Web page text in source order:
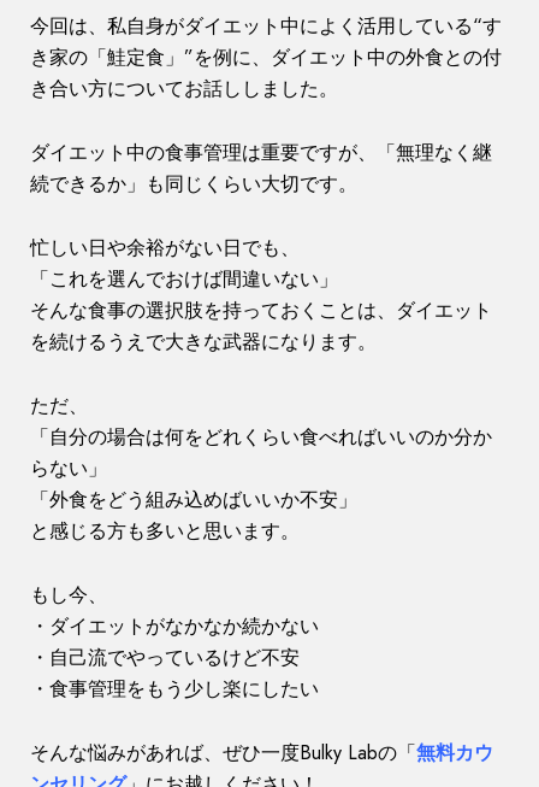
今回は、私自身がダイエット中によく活用している“す
き家の「鮭定食」”を例に、ダイエット中の外食との付
き合い方についてお話ししました。
ダイエット中の食事管理は重要ですが、「無理なく継
続できるか」も同じくらい大切です。
忙しい日や余裕がない日でも、
「これを選んでおけば間違いない」
そんな食事の選択肢を持っておくことは、ダイエット
を続けるうえで大きな武器になります。
ただ、
「自分の場合は何をどれくらい食べればいいのか分か
らない」
「外食をどう組み込めばいいか不安」
と感じる方も多いと思います。
もし今、
・ダイエットがなかなか続かない
・自己流でやっているけど不安
・食事管理をもう少し楽にしたい
そんな悩みがあれば、ぜひ一度Bulky Labの「無料カウ